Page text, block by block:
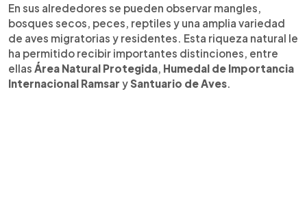
En sus alrededores se pueden observar mangles,
bosques secos, peces, reptiles y una amplia variedad
de aves migratorias y residentes. Esta riqueza natural le
ha permitido recibir importantes distinciones, entre
ellas Área Natural Protegida, Humedal de Importancia
Internacional Ramsar ySantuario de Aves.